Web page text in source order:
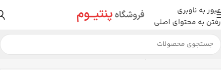
عبور به ناوبری
رفتن به محتوای اصلی
خانه لوازم جانبی اسپیکر در حال نمایش 2 نتیجه